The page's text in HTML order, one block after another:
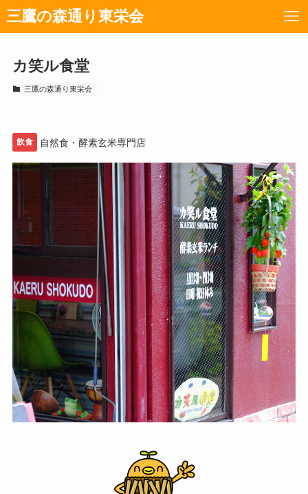
三鷹の森通り東栄会
カ笑ル食堂
三鷹の森通り東栄会
飲食 自然食・酵素玄米専門店